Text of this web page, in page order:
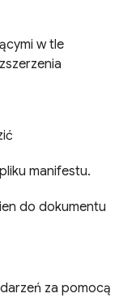
w tle
manifestu.
do dokumentu
za pomocą